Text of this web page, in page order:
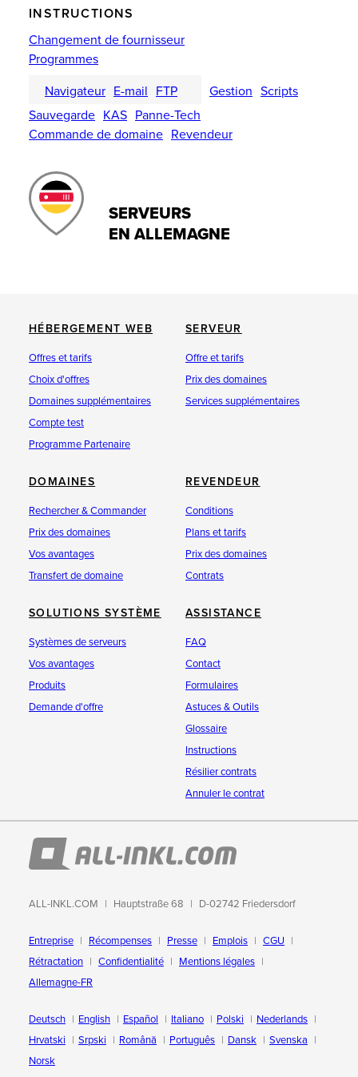
INSTRUCTIONS
Changement de fournisseur
Programmes
Navigateur E-mail FTP Gestion Scripts
Sauvegarde KAS Panne-Tech
Commande de domaine Revendeur
SERVEURS
EN ALLEMAGNE
HÉBERGEMENT WEB
Offres et tarifs
Choix d'offres
Domaines supplémentaires
Compte test
Programme Partenaire
SERVEUR
Offre et tarifs
Prix des domaines
Services supplémentaires
DOMAINES
Rechercher & Commander
Prix des domaines
Vos avantages
Transfert de domaine
REVENDEUR
Conditions
Plans et tarifs
Prix des domaines
Contrats
SOLUTIONS SYSTÈME
Systèmes de serveurs
Vos avantages
Produits
Demande d'offre
ASSISTANCE
FAQ
Contact
Formulaires
Astuces & Outils
Glossaire
Instructions
Résilier contrats
Annuler le contrat
ALL-INKL.COM Hauptstraße 68 D-02742 Friedersdorf
Entreprise Récompenses Presse Emplois
CGU
Rétractation
Confidentialité
Mentions légales
Allemagne-FR
Deutsch English Español Italiano Polski
Nederlands
Hrvatski
Srpski Română Português Dansk
Svenska
Norsk